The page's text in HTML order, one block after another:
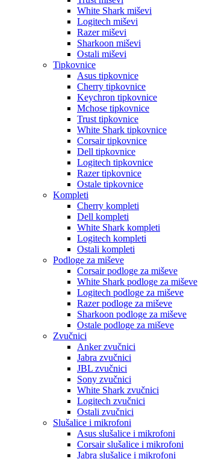
White Shark miševi
Logitech miševi
Razer miševi
Sharkoon miševi
Ostali miševi
Tipkovnice
Asus tipkovnice
Cherry tipkovnice
Keychron tipkovnice
Mchose tipkovnice
Trust tipkovnice
White Shark tipkovnice
Corsair tipkovnice
Dell tipkovnice
Logitech tipkovnice
Razer tipkovnice
Ostale tipkovnice
Kompleti
Cherry kompleti
Dell kompleti
White Shark kompleti
Logitech kompleti
Ostali kompleti
Podloge za miševe
Corsair podloge za miševe
White Shark podloge za miševe
Logitech podloge za miševe
Razer podloge za miševe
Sharkoon podloge za miševe
Ostale podloge za miševe
Zvučnici
Anker zvučnici
Jabra zvučnici
JBL zvučnici
Sony zvučnici
White Shark zvučnici
Logitech zvučnici
Ostali zvučnici
Slušalice i mikrofoni
Asus slušalice i mikrofoni
Corsair slušalice i mikrofoni
Jabra slušalice i mikrofoni